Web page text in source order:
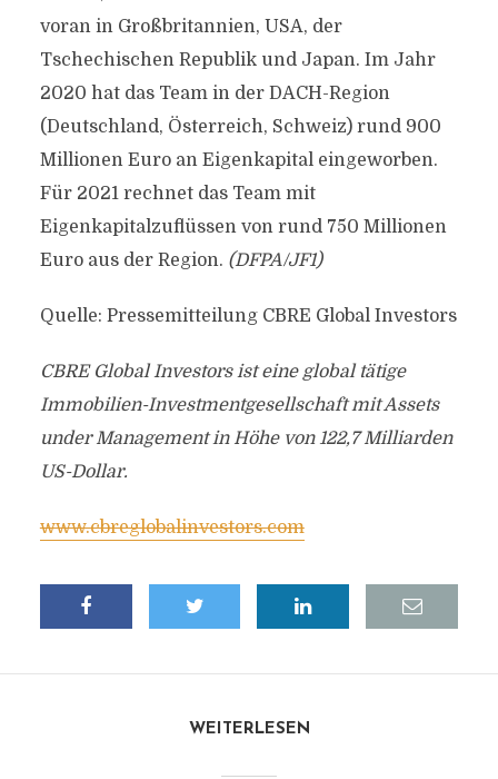
voran in Großbritannien, USA, der
Tschechischen Republik und Japan. Im Jahr
2020 hat das Team in der DACH-Region
(Deutschland, Österreich, Schweiz) rund 900
Millionen Euro an Eigenkapital eingeworben.
Für 2021 rechnet das Team mit
Eigenkapitalzuflüssen von rund 750 Millionen
Euro aus der Region. (DFPA/JF1)
Quelle: Pressemitteilung CBRE Global Investors
CBRE Global Investors ist eine global tätige
Immobilien-Investmentgesellschaft mit Assets
under Management in Höhe von 122,7 Milliarden
US-Dollar.
www.cbreglobalinvestors.com
WEITERLESEN